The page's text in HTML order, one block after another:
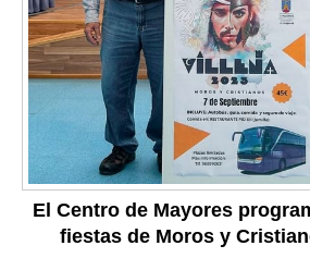
El Centro de Mayores
fiestas de Moros y